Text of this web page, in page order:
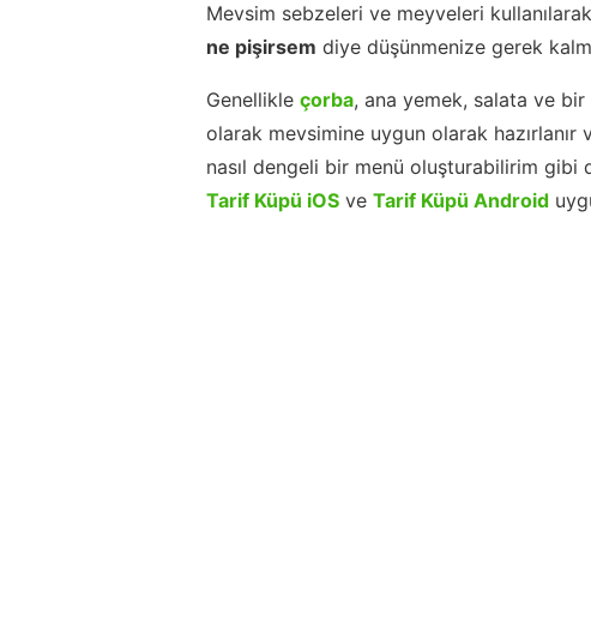
Mevsim sebzeleri ve meyveleri
ne pişirsem diye düşünmenize gerek
Genellikle çorba, ana yemek, salata ve
olarak mevsimine uygun olarak hazırlanır
nasıl dengeli bir menü oluşturabilirim gibi
Tarif Küpü iOS ve Tarif Küpü Android